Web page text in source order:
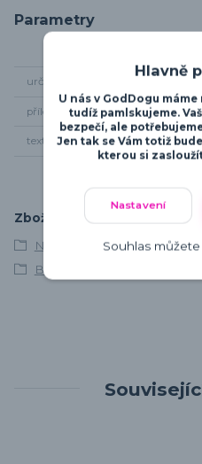
Parametry
určení
příležitost sport
textil tričko
Zboží zařazeno v
Německý boxer
Boxer
Hlavně
U nás v GodDogu
tudíž pamlskujeme.
bezpečí, ale
Jen tak se Vám totiž
kterou si
Nastavení
Souhlas